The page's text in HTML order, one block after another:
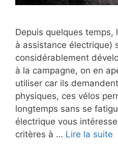
Depuis quelques temps,
à assistance électrique)
considérablement
à la campagne, on en
utiliser car ils
physiques, ces vélos
longtemps sans se
électrique vous
critères à … Lire la suite